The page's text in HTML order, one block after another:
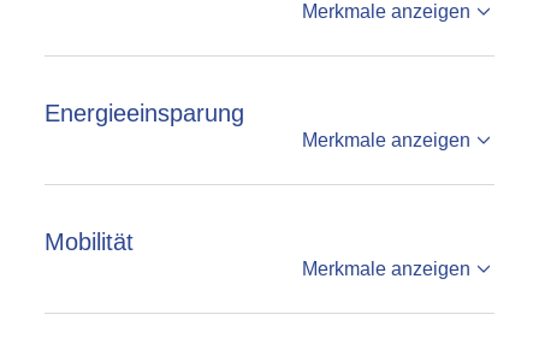
Merkmale anzeigen
Energieeinsparung
Merkmale anzeigen
Mobilität
Merkmale anzeigen